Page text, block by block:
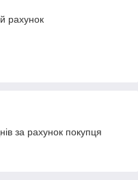
рахунок
за рахунок покупця